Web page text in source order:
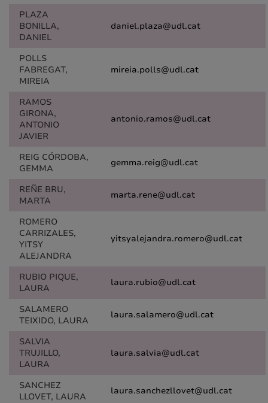
PLAZA
BONILLA,
DANIEL
daniel.plaza@udl.cat
POLLS
FABREGAT,
MIREIA
mireia.polls@udl.cat
RAMOS
GIRONA,
ANTONIO
JAVIER
antonio.ramos@udl.cat
REIG CÓRDOBA,
GEMMA
gemma.reig@udl.cat
REÑE BRU,
MARTA
marta.rene@udl.cat
ROMERO
CARRIZALES,
YITSY
ALEJANDRA
yitsyalejandra.romero@udl.cat
RUBIO PIQUE,
LAURA
laura.rubio@udl.cat
SALAMERO
TEIXIDO, LAURA
laura.salamero@udl.cat
SALVIA
TRUJILLO,
LAURA
laura.salvia@udl.cat
SANCHEZ
LLOVET, LAURA
laura.sanchezllovet@udl.cat